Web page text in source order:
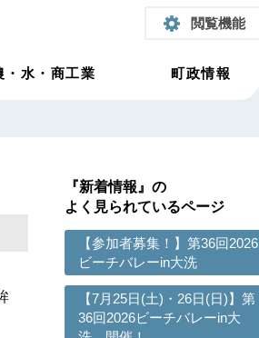
閲覧機能
・水・商工業 町政情報
『新着情報』の
よく見られているページ
【参加者募集！】第36回2026
ビーチバレーin大洗
【7月25日(土)・26日(日)】第
36回2026ビーチバレーin大